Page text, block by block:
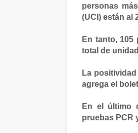
personas
(UCI) están al
En tanto, 105
total de
La
agrega el
En el último
pruebas PCR